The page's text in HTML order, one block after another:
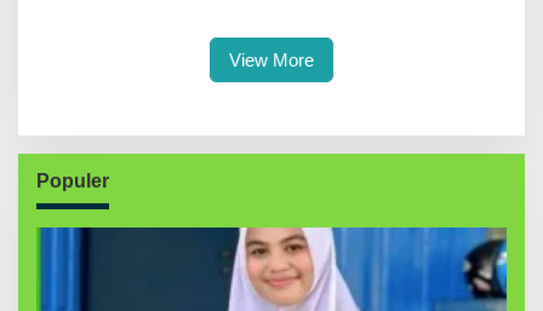
View More
Populer